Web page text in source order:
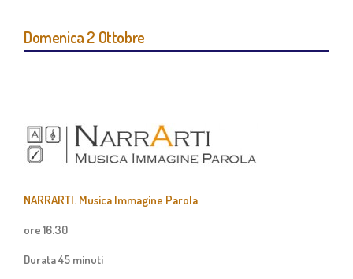
Domenica 2 Ottobre
NARRARTI. Musica Immagine Parola
ore 16.30
Durata 45 minuti